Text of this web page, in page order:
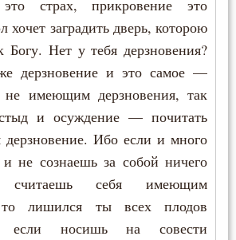
страх, прикровение это
хочет заградить дверь, которою
Нет у тебя дерзновения?
дерзновение и это самое —
не имеющим дерзновения, так
и осуждение — почитать
Ибо если и много
и не сознаешь за собой ничего
себя имеющим
то лишился ты всех плодов
носишь на совести